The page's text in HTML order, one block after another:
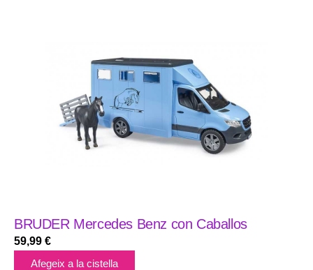
BRUDER Mercedes Benz con Caballos
59,99 €
Afegeix a la cistella